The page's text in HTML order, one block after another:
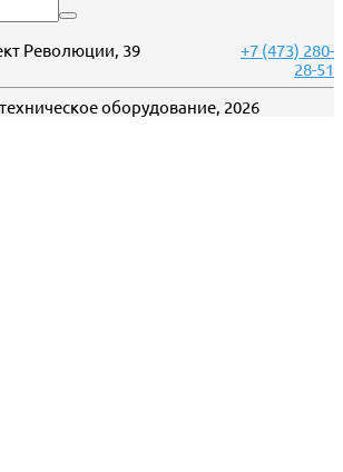
Революции, 39
+7 (473) 280-
28-51
оборудование, 2026